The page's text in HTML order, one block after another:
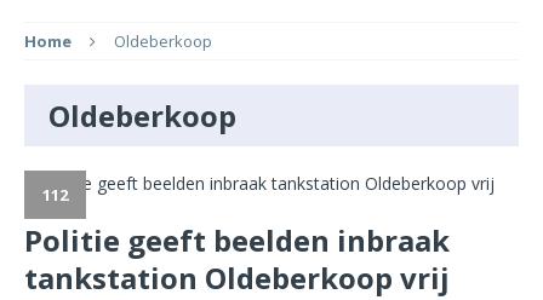
Home Oldeberkoop
Oldeberkoop
112
Politie geeft beelden inbraak
tankstation Oldeberkoop vrij